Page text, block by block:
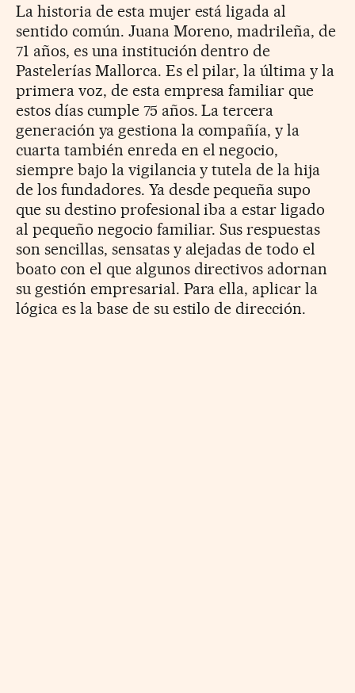
La historia de esta mujer está ligada al
sentido común. Juana Moreno, madrileña, de
71 años, es una institución dentro de
Pastelerías Mallorca. Es el pilar, la última y la
primera voz, de esta empresa familiar que
estos días cumple 75 años. La tercera
generación ya gestiona la compañía, y la
cuarta también enreda en el negocio,
siempre bajo la vigilancia y tutela de la hija
de los fundadores. Ya desde pequeña supo
que su destino profesional iba a estar ligado
al pequeño negocio familiar. Sus respuestas
son sencillas, sensatas y alejadas de todo el
boato con el que algunos directivos adornan
su gestión empresarial. Para ella, aplicar la
lógica es la base de su estilo de dirección.